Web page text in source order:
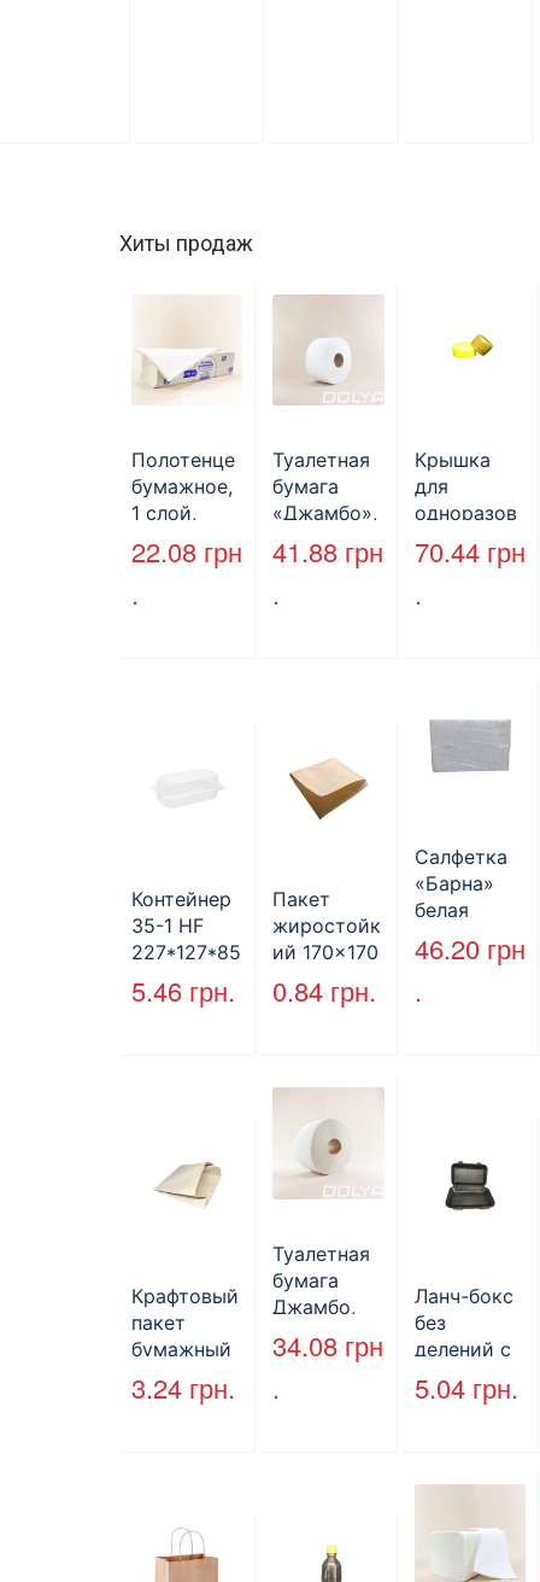
Хиты продаж
Полотенце
бумажное,
1 слой,
макулатура
, VV тип
22.08 грн
.
Туалетная
бумага
«Джамбо»,
B2B
Service,
41.88 грн
.
Крышка
для
одноразов
ой
бутылки,
70.44 грн
.
Контейнер
35-1 HF
227*127*85
мм
(1700мл)
5.46 грн.
Пакет
жиростойк
ий 170×170
мм, уголок,
коричневы
0.84 грн.
Салфетка
«Барна»
белая
PAPERO
500 шт (6/
46.20 грн
.
Крафтовый
пакет
бумажный
без ручек
170*140*50
3.24 грн.
Туалетная
бумага
Джамбо,
130 м.
34.08 грн
.
Ланч-бокс
без
делений с
крышкой
HP-10, 240
объем 1300
полистиро
л, черный,
5.04 грн.